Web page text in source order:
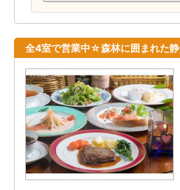
全4室で営業中☆森林に囲まれた